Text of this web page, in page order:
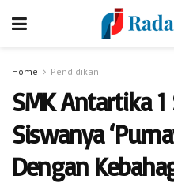
Home Pendidikan
SMK Antartika
Siswanya
Dengan